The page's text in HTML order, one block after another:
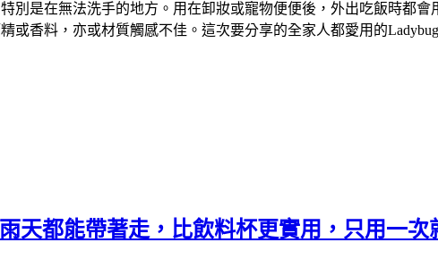
別是在無法洗手的地方。用在卸妝或寵物便便後，外出吃飯時都會
或香料，亦或材質觸感不佳。這次要分享的全家人都愛用的
天都能帶著走，比飲料杯更實用，只用一次